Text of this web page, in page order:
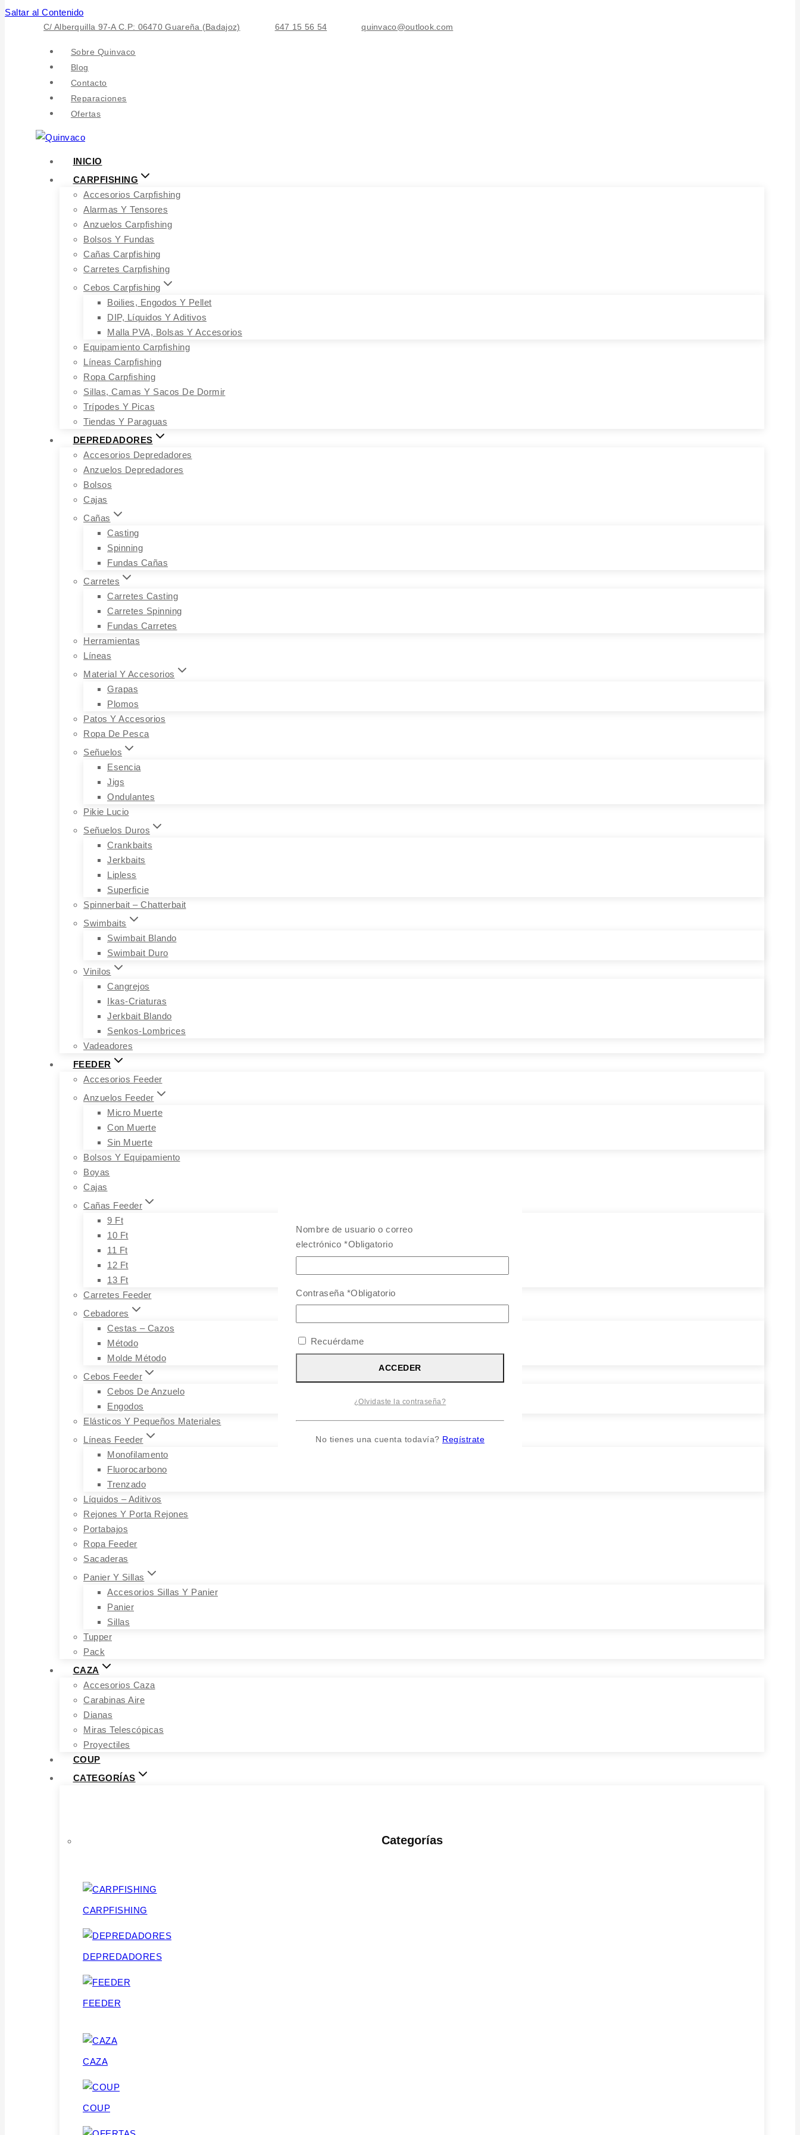
Saltar al Contenido
C/ Alberquilla 97-A C.P: 06470 Guareña (Badajoz) 647 15 56 54 quinvaco@outlook.com
Sobre Quinvaco
Blog
Contacto
Reparaciones
Ofertas
INICIO
CARPFISHING
Accesorios Carpfishing
Alarmas Y Tensores
Anzuelos Carpfishing
Bolsos Y Fundas
Cañas Carpfishing
Carretes Carpfishing
Cebos Carpfishing
Boilies, Engodos Y Pellet
DIP, Líquidos Y Aditivos
Malla PVA, Bolsas Y Accesorios
Equipamiento Carpfishing
Líneas Carpfishing
Ropa Carpfishing
Sillas, Camas Y Sacos De Dormir
Trípodes Y Picas
Tiendas Y Paraguas
DEPREDADORES
Accesorios Depredadores
Anzuelos Depredadores
Bolsos
Cajas
Cañas
Casting
Spinning
Fundas Cañas
Carretes
Carretes Casting
Carretes Spinning
Fundas Carretes
Herramientas
Líneas
Material Y Accesorios
Grapas
Plomos
Patos Y Accesorios
Ropa De Pesca
Señuelos
Esencia
Jigs
Ondulantes
Pikie Lucio
Señuelos Duros
Crankbaits
Jerkbaits
Lipless
Superficie
Spinnerbait – Chatterbait
Swimbaits
Swimbait Blando
Swimbait Duro
Vinilos
Cangrejos
Ikas-Criaturas
Jerkbait Blando
Senkos-Lombrices
Vadeadores
FEEDER
Accesorios Feeder
Anzuelos Feeder
Micro Muerte
Con Muerte
Sin Muerte
Bolsos Y Equipamiento
Boyas
Cajas
Cañas Feeder
9 Ft
10 Ft
11 Ft
12 Ft
13 Ft
Carretes Feeder
Cebadores
Cestas – Cazos
Método
Molde Método
Cebos Feeder
Cebos De Anzuelo
Engodos
Elásticos Y Pequeños Materiales
Líneas Feeder
Monofilamento
Fluorocarbono
Trenzado
Líquidos – Aditivos
Rejones Y Porta Rejones
Portabajos
Ropa Feeder
Sacaderas
Panier Y Sillas
Accesorios Sillas Y Panier
Panier
Sillas
Tupper
Pack
CAZA
Accesorios Caza
Carabinas Aire
Dianas
Miras Telescópicas
Proyectiles
COUP
CATEGORÍAS
Categorías
CARPFISHING
DEPREDADORES
FEEDER
CAZA
COUP
Nombre de usuario o correo
electrónico *Obligatorio
Contraseña *Obligatorio
Recuérdame
ACCEDER
¿Olvidaste la contraseña?
No tienes una cuenta todavía? Regístrate